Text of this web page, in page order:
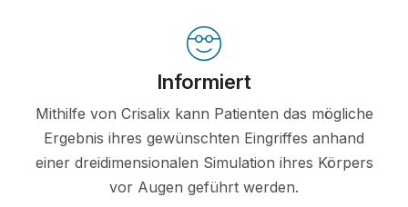
Informiert
Mithilfe von Crisalix kann Patienten das mögliche
Ergebnis ihres gewünschten Eingriffes anhand
einer dreidimensionalen Simulation ihres Körpers
vor Augen geführt werden.